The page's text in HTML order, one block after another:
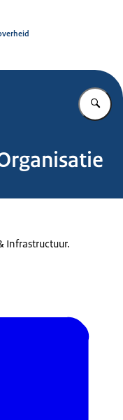
Infrastructuur.